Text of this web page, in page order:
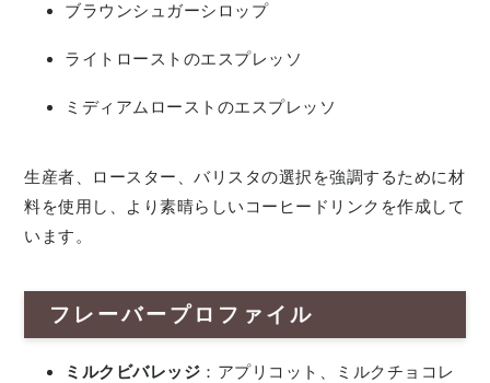
ブラウンシュガーシロップ
ライトローストのエスプレッソ
ミディアムローストのエスプレッソ
生産者、ロースター、バリスタの選択を強調するために材
料を使用し、より素晴らしいコーヒードリンクを作成して
います。
フレーバープロファイル
ミルクビバレッジ ：アプリコット、ミルクチョコレ